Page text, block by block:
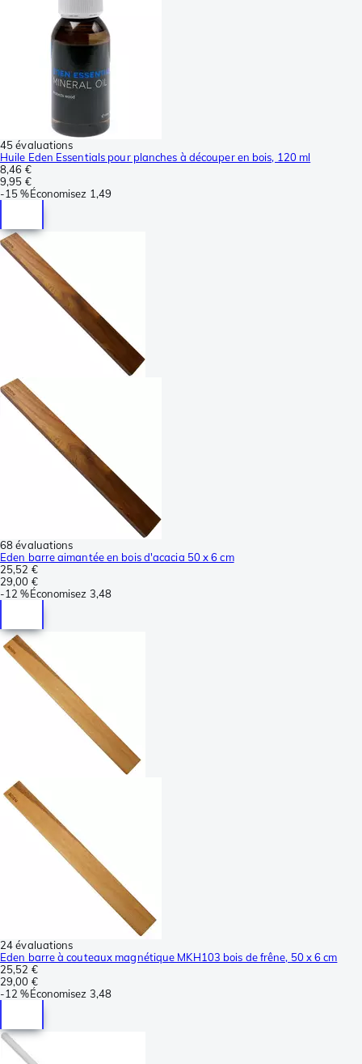
45 évaluations
Huile Eden Essentials pour planches à découper en bois, 120 ml
8,46 €
9,95 €
-15 %Économisez 1,49
68 évaluations
Eden barre aimantée en bois d'acacia 50 x 6 cm
25,52 €
29,00 €
-12 %Économisez 3,48
24 évaluations
Eden barre à couteaux magnétique MKH103 bois de frêne, 50 x 6 cm
25,52 €
29,00 €
-12 %Économisez 3,48